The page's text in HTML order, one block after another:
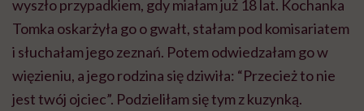
wyszło przypadkiem, gdy miałam już 18 lat. Kochanka
Tomka oskarżyła go o gwałt, stałam pod komisariatem
i słuchałam jego zeznań. Potem odwiedzałam go w
więzieniu, a jego rodzina się dziwiła: “Przecież to nie
jest twój ojciec”. Podzieliłam się tym z kuzynką.